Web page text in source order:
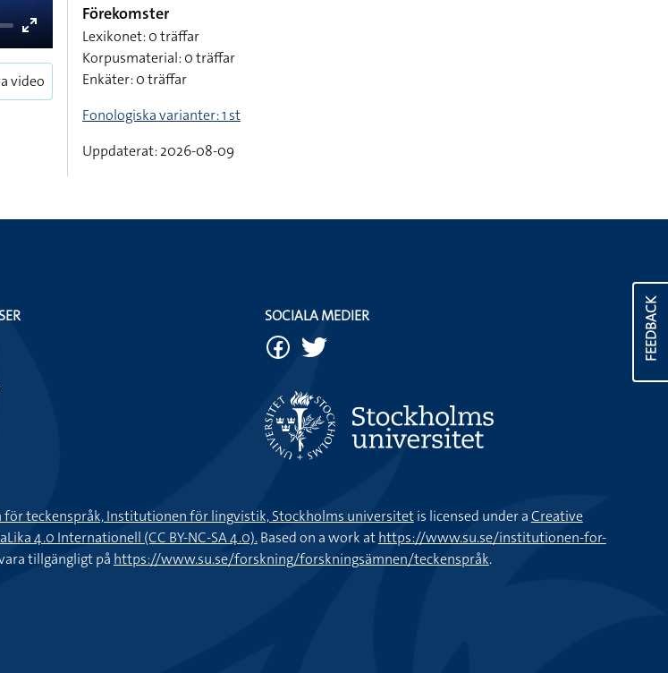
video
Förekomster
Lexikonet: 0 träffar
Korpusmaterial: 0 träffar
Enkäter: 0 träffar
Fonologiska varianter: 1 st
Uppdaterat: 2026-08-09
FEEDBACK
SOCIALA MEDIER
för teckenspråk, Institutionen för lingvistik, Stockholms universitetis licensed under aCreative
4.0 Internationell (CC BY-NC-SA 4.0).Based on a work athttps://www.su.se/institutionen-for-
tillgängligt på https://www.su.se/forskning/forskningsämnen/teckenspråk.